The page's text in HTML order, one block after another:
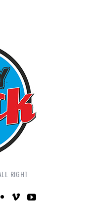
RIGHT